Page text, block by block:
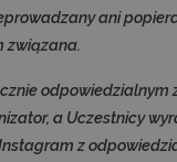
ani
związana.
odpowiedzialnym
a Uczestnicy
z